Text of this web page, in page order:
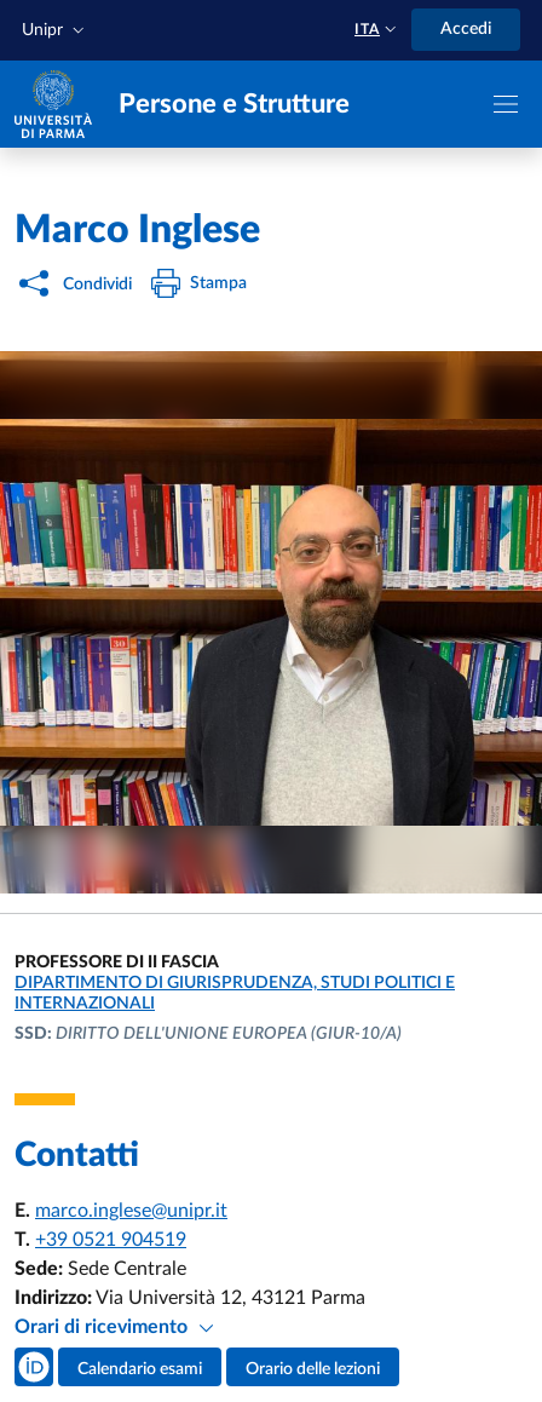
Unipr ITA Accedi
Persone e Strutture
Home /
Marco Inglese
Condividi Stampa
PROFESSORE DI II FASCIA
UNITÀ ORGANIZZATIVA AFFERENTE:
DIPARTIMENTO DI GIURISPRUDENZA, STUDI POLITICI E
INTERNAZIONALI
SSD: DIRITTO DELL'UNIONE EUROPEA (GIUR-10/A)
Contatti
E. marco.inglese@unipr.it
T. +39 0521 904519
Sede: Sede Centrale
Indirizzo:Via Università 12, 43121 Parma
Orari di ricevimento
Social del docente
Calendario esami Orario delle lezioni